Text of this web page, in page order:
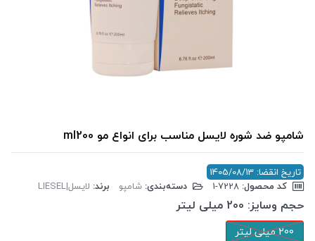
شامپو ضد شوره لایسل مناسب برای انواع مو ml200
تاریخ انقضا: 1405/08/13
کد محصول:
دسته‌بندی: شامپو برند: لایسل|LIESEL
حجم وسایز: 200 میلی لیتر
200 میلی لیتر